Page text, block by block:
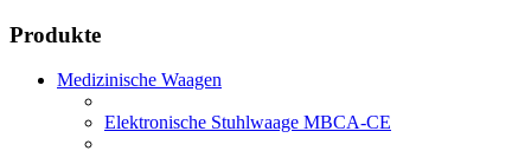
Produkte
Medizinische Waagen
Elektronische Stuhlwaage MBCA-CE